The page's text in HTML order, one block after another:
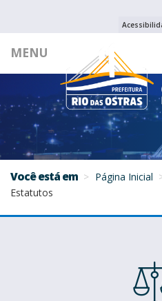
MENU
PESQUISAR NO
Você está em Página Inicial
Estatutos